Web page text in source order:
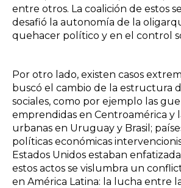
entre otros. La coalición de estos
desafió la autonomía de la
quehacer político y en el control
Por otro lado, existen casos
buscó el cambio de la estructura
sociales, como por ejemplo las
emprendidas en Centroamérica y
urbanas en Uruguay y Brasil;
políticas económicas
Estados Unidos estaban
estos actos se vislumbra un
en América Latina: la lucha entre